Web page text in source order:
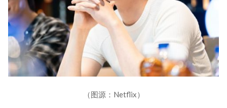
（图源：Netflix）